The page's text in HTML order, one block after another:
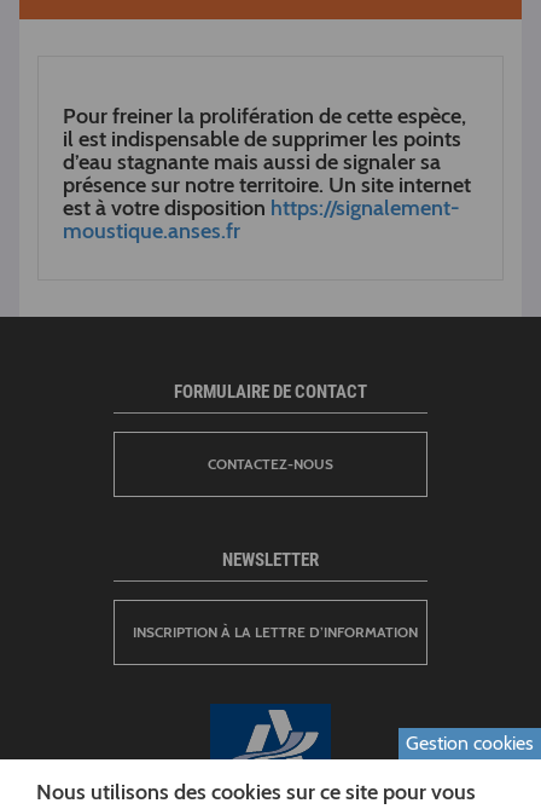
Pour freiner la prolifération de cette espèce,
il est indispensable de supprimer les points
d’eau stagnante mais aussi de signaler sa
présence sur notre territoire. Un site internet
est à votre disposition https://signalement-
moustique.anses.fr
FORMULAIRE DE CONTACT
CONTACTEZ-NOUS
NEWSLETTER
INSCRIPTION À LA LETTRE D’INFORMATION
Gestion cookies
Nous utilisons des cookies sur ce site pour vous